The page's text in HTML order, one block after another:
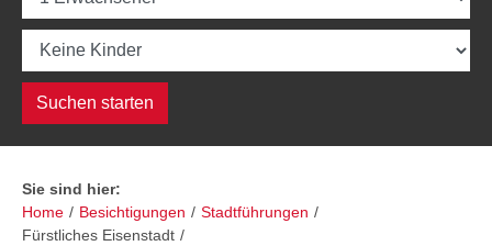
Sie sind hier:
Home / Besichtigungen / Stadtführungen /
Fürstliches Eisenstadt /